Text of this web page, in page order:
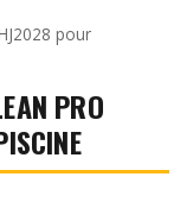
pour
PRO